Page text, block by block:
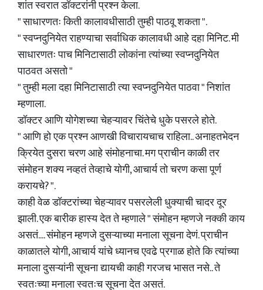
शांत स्वरात डॉक्टरांनी प्रश्न केला.
" साधारणतः किती कालावधीसाठी तुम्ही पाठवू शकता ".
" स्वप्नदुनियेत राहण्याचा सर्वाधिक कालावधी आहे दहा मिनिट. मी
साधारणतः पाच मिनिटासाठी लोकांना त्यांच्या स्वप्नदुनियेत
पाठवत असतो "
" तुम्ही मला दहा मिनिटासाठी त्या स्वप्नदुनियेत पाठवा " निशांत
म्हणाला.
डॉक्टर आणि योगेशच्या चेहऱ्यावर चिंतेचे धुके पसरले होते.
" आणि हो एक प्रश्न आणखी विचारायचाच राहिला.. अनाहतभेदन
क्रियेत दुसरा चरण आहे संमोहनाचा. मग प्राचीन काळी तर
संमोहन शक्य नव्हतं तेव्हाचे योगी, आचार्य तो चरण कसा पूर्ण
करायचे? ".
काही वेळ डॉक्टरांच्या चेहऱ्यावर पसरलेली धुक्याची चादर दूर
झाली. एक बारीक हास्य देत ते म्हणाले " संमोहन म्हणजे नक्की काय
असतं.... संमोहन म्हणजे दुसऱ्याच्या मनाला सूचना देणं. प्राचीन
काळातले योगी, आचार्य यांचे ध्यानच एवढे प्रगाळ होते कि त्यांच्या
मनाला दुसऱ्यांनी सूचना द्यायची काही गरजच भासत नसे.. ते
स्वतःच्या मनाला स्वतःच सूचना देत असतं.